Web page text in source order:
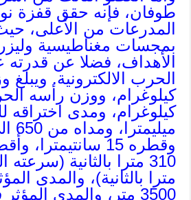
طوفان، فإنه حقق قفزة
المدرعات من الأعلى،
بمجسات مغناطيسية
الأهداف، فضلا عن
وقطره 15
مترا بالثانية)، والمدى